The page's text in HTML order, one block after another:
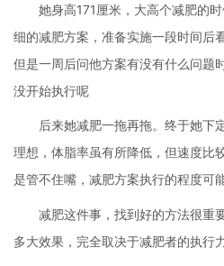
她身高171厘米，大高个减肥的
细的减肥方案，准备实施一段时间后
但是一周后问他方案有没有什么问题
没开始执行呢
后来她减肥一拖再拖。终于她下
理想，体脂率虽有所降低，但速度比
是管不住嘴，减肥方案执行的程度可
减肥这件事，找到好的方法很重
多大效果，完全取决于减肥者的执行力